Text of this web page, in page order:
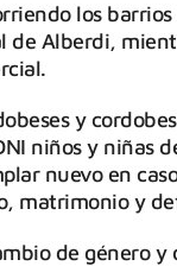
los
de Alberdi,
y
niños y niñas
nuevo en
matrimonio y
de género